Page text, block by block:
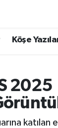
Köşe
2025
katılan